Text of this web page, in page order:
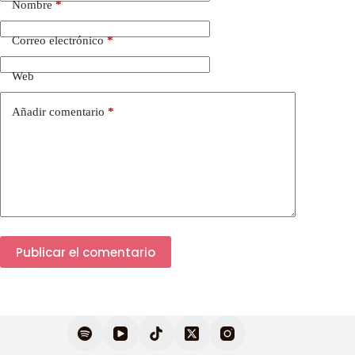
Nombre*
Correo electrónico*
Web
Añadir comentario *
Publicar el comentario